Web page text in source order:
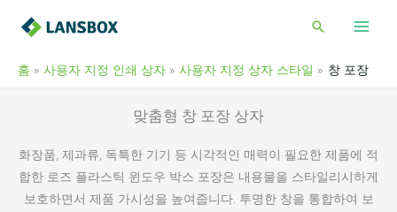
검
홈 사용자 지정 인쇄 상자 사용자 지정 상자 스타일 창 포장
맞춤형 창 포장 상자
화장품, 제과류, 독특한 기기 등 시각적인 매력이 필요한 제품에 적
합한 로즈 플라스틱 윈도우 박스 포장은 내용물을 스타일리시하게
보호하면서 제품 가시성을 높여줍니다. 투명한 창을 통합하여 보